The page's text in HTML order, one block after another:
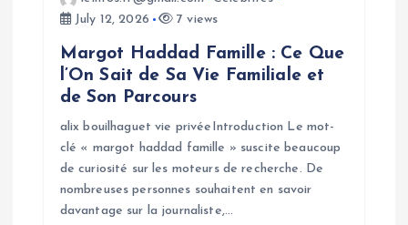
July 12, 2026
7 views
Margot Haddad Famille : Ce Que
l’On Sait de Sa Vie Familiale et
de Son Parcours
alix bouilhaguet vie privéeIntroduction Le mot-
clé « margot haddad famille » suscite beaucoup
de curiosité sur les moteurs de recherche. De
nombreuses personnes souhaitent en savoir
davantage sur la journaliste,…